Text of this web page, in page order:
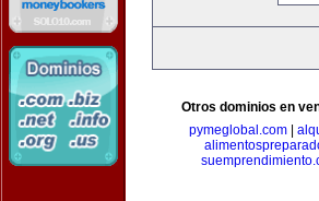
Otros dominios en
pymeglobal.com|